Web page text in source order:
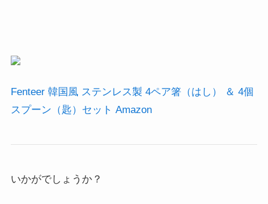
Fenteer 韓国風 ステンレス製 4ペア箸（はし） ＆ 4個
スプーン（匙）セット Amazon
いかがでしょうか？